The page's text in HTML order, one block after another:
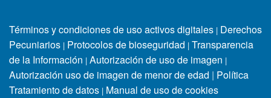
Términos y condiciones de uso activos digitales | Derechos
Pecuniarios | Protocolos de bioseguridad | Transparencia
de la Información | Autorización de uso de imagen |
Autorización uso de imagen de menor de edad | Política
Tratamiento de datos | Manual de uso de cookies